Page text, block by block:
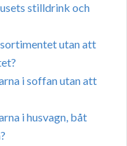
stilldrink och
utan att
i soffan utan att
i husvagn, båt